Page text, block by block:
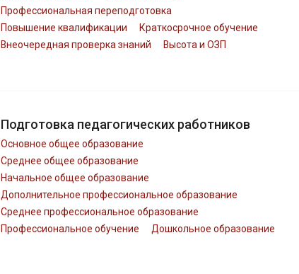
Профессиональная переподготовка
Повышение квалификации
Краткосрочное обучение
Внеочередная проверка знаний
Высота и ОЗП
Подготовка педагогических работников
Основное общее образование
Среднее общее образование
Начальное общее образование
Дополнительное профессиональное образование
Среднее профессиональное образование
Профессиональное обучение
Дошкольное образование